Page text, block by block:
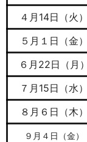
４月14日（火）
５月１日（金）
６月22日（月）
７月15日（水）
８月６日（木）
９月４日（金）